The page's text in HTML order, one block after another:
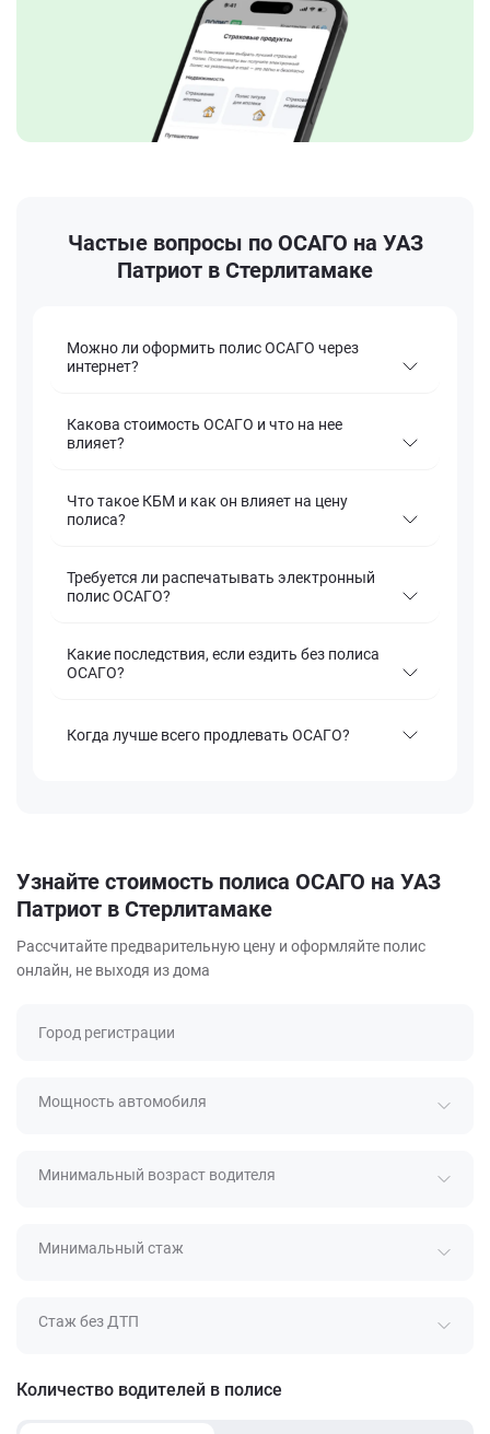
Частые вопросы по ОСАГО на УАЗ
Патриот в Стерлитамаке
Можно ли оформить полис ОСАГО через
интернет?
Какова стоимость ОСАГО и что на нее
влияет?
Что такое КБМ и как он влияет на цену
полиса?
Требуется ли распечатывать электронный
полис ОСАГО?
Какие последствия, если ездить без полиса
ОСАГО?
Когда лучше всего продлевать ОСАГО?
Узнайте стоимость полиса ОСАГО на УАЗ
Патриот в Стерлитамаке
Рассчитайте предварительную цену и оформляйте полис
онлайн, не выходя из дома
Город регистрации
Мощность автомобиля
Минимальный возраст водителя
Минимальный стаж
Стаж без ДТП
Количество водителей в полисе